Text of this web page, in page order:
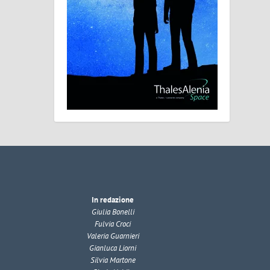
In redazione
Giulia Bonelli
Fulvia Croci
Valeria Guarnieri
Gianluca Liorni
Silvia Martone